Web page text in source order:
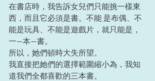
在書店時，我告訴女兒們只能挑一樣東
西，而且它必須是書。不能 是布偶、不
能是玩具、不能是遊戲片，就只能是，
一—本—書。
所以，她們頓時大失所望。
我直接把她們的選擇範圍縮小為，我知
道我們全都喜歡的三本書。